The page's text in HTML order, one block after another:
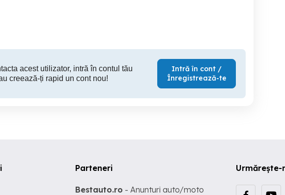
acest utilizator, intră în contul tău
creează-ți rapid un cont nou!
Intră în cont /
Înregistrează-te
Urmărește-
Parteneri
Bestauto.ro - Anunturi auto/moto